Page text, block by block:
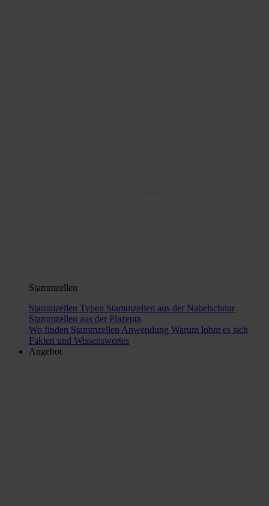
Stammzellen
Stammzellen Typen Stammzellen aus der Nabelschnur
Stammzellen aus der Plazenta
Wo finden Stammzellen Anwendung Warum lohnt es sich
Fakten und Wissenswertes
Angebot